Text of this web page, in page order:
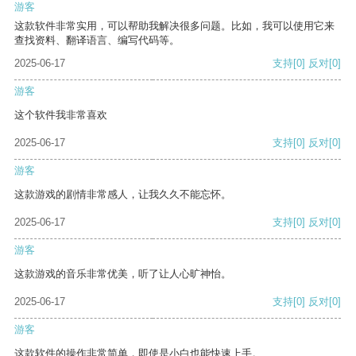
游客
这款软件非常实用，可以帮助我解决很多问题。比如，我可以使用它来
查找资料、翻译语言、编写代码等。
2025-06-17
支持[0] 反对[0]
游客
这个软件我非常喜欢
2025-06-17 支持[0] 反对[0]
游客
这款游戏的剧情非常感人，让我久久不能忘怀。
2025-06-17 支持[0] 反对[0]
游客
这款游戏的音乐非常优美，听了让人心旷神怡。
2025-06-17 支持[0] 反对[0]
游客
这款软件的操作非常简单，即使是小白也能快速上手。